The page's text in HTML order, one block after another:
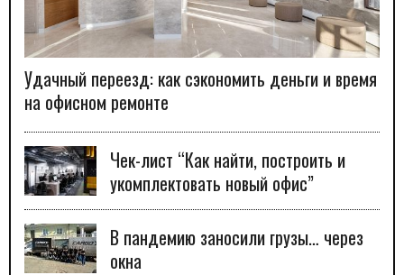
Удачный переезд: как сэкономить деньги и время
на офисном ремонте
Чек-лист “Как найти, построить и
укомплектовать новый офис”
В пандемию заносили грузы… через
окна